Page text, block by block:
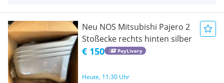
Neu NOS Mitsubishi Pajero 2
Stoßecke rechts hinten silber
€ 150 PayLivery
Heute, 11:30 Uhr